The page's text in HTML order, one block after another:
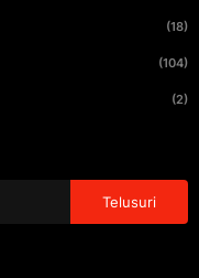
(18)
(104)
(2)